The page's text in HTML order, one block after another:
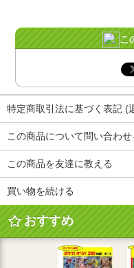
こ
特定商取引法に基づく表記 (
この商品について問い合わせ
この商品を友達に教える
買い物を続ける
おすすめ